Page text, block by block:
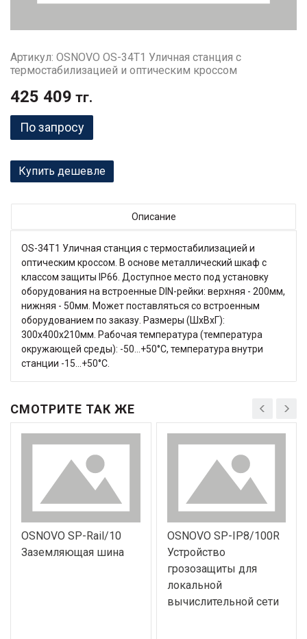
Артикул: OSNOVO OS-34T1 Уличная станция с
термостабилизацией и оптическим кроссом
425 409 тг.
По запросу
Купить дешевле
Описание
OS-34T1 Уличная станция с термостабилизацией и
оптическим кроссом. В основе металлический шкаф с
классом защиты IP66. Доступное место под установку
оборудования на встроенные DIN-рейки: верхняя - 200мм,
нижняя - 50мм. Может поставляться со встроенным
оборудованием по заказу. Размеры (ШхВхГ):
300x400x210мм. Рабочая температура (температура
окружающей среды): -50…+50°С, температура внутри
станции -15…+50°С.
СМОТРИТЕ ТАК ЖЕ
OSNOVO SP-Rail/10
Заземляющая шина
OSNOVO SP-IP8/100R
Устройство
грозозащиты для
локальной
вычислительной сети